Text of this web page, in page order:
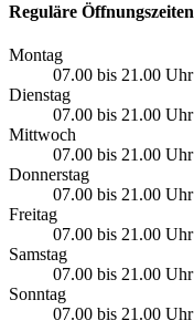
Reguläre Öffnungszeiten
Montag
07.00 bis 21.00 Uhr
Dienstag
07.00 bis 21.00 Uhr
Mittwoch
07.00 bis 21.00 Uhr
Donnerstag
07.00 bis 21.00 Uhr
Freitag
07.00 bis 21.00 Uhr
Samstag
07.00 bis 21.00 Uhr
Sonntag
07.00 bis 21.00 Uhr